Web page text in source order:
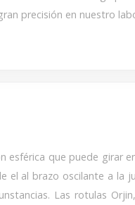
precisión en nuestro
esférica que puede girar
el al brazo oscilante a la
Las rotulas